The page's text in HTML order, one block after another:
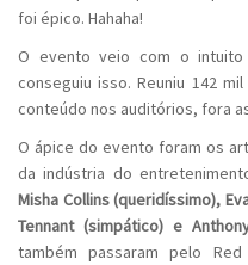
foi épico. Hahaha!
O evento veio com o
conseguiu isso. Reuniu 142
conteúdo nos auditórios, fora
O ápice do evento foram os
da indústria do
Misha Collins (queridíssimo),
Tennant (simpático) e
também passaram pelo